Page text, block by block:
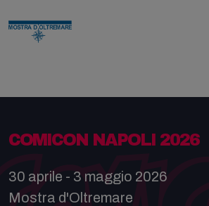
COMICON NAPOLI 2026
30 aprile - 3 maggio 2026
Mostra d'Oltremare